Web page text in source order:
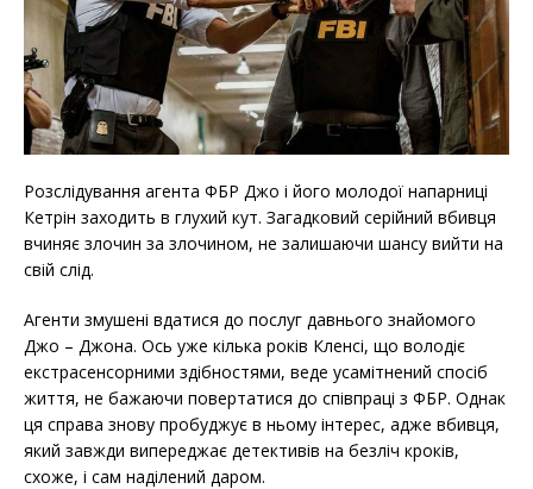
Розслідування агента ФБР Джо і його молодої напарниці
Кетрін заходить в глухий кут. Загадковий серійний вбивця
вчиняє злочин за злочином, не залишаючи шансу вийти на
свій слід.
Агенти змушені вдатися до послуг давнього знайомого
Джо – Джона. Ось уже кілька років Кленсі, що володіє
екстрасенсорними здібностями, веде усамітнений спосіб
життя, не бажаючи повертатися до співпраці з ФБР. Однак
ця справа знову пробуджує в ньому інтерес, адже вбивця,
який завжди випереджає детективів на безліч кроків,
схоже, і сам наділений даром.